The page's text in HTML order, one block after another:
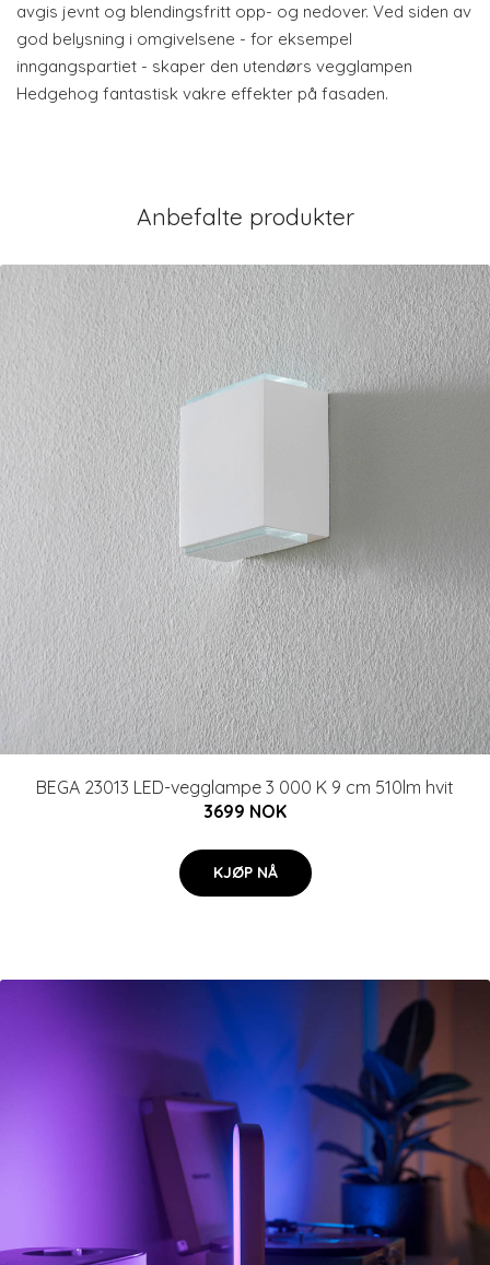
avgis jevnt og blendingsfritt opp- og nedover. Ved siden av
god belysning i omgivelsene - for eksempel
inngangspartiet - skaper den utendørs vegglampen
Hedgehog fantastisk vakre effekter på fasaden.
Anbefalte produkter
BEGA 23013 LED-vegglampe 3 000 K 9 cm 510lm hvit
3699 NOK
KJØP NÅ